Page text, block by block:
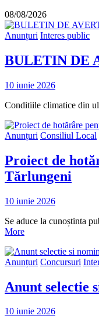
08/08/2026
Anunțuri Interes public
BULETIN DE
10 iunie 2026
Conditiile climatice din
Anunțuri Consiliul Local
Proiect de
Tărlungeni
10 iunie 2026
Se aduce la cunoștinta
More
Anunțuri Concursuri
Anunt selectie
10 iunie 2026